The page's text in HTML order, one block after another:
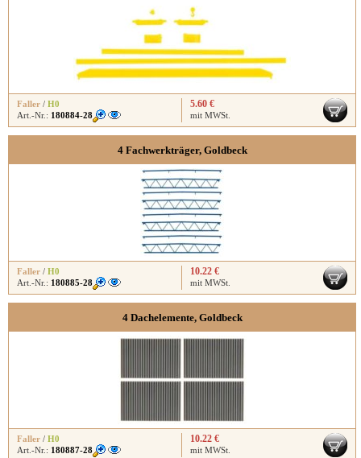
Faller / H0
Art.-Nr.: 180884-28
5.60 €
mit MWSt.
4 Fachwerkträger, Goldbeck
Faller / H0
Art.-Nr.: 180885-28
10.22 €
mit MWSt.
4 Dachelemente, Goldbeck
Faller / H0
Art.-Nr.: 180887-28
10.22 €
mit MWSt.